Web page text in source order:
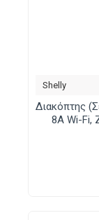
Shelly
Διακόπτης
8Α Wi-Fi,